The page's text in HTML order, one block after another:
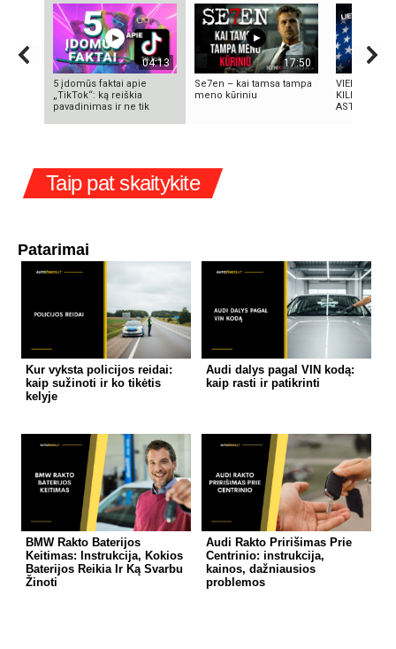
04:13
5 įdomūs faktai apie
„TikTok“: ką reiškia
pavadinimas ir ne tik
17:50
Se7en – kai tamsa tampa
meno kūriniu
VIENINTELIS
KILMĖS
Taip pat skaitykite
Patarimai
Kur vyksta policijos reidai:
kaip sužinoti ir ko tikėtis
kelyje
Audi dalys pagal VIN kodą:
kaip rasti ir patikrinti
BMW Rakto Baterijos
Keitimas: Instrukcija, Kokios
Baterijos Reikia Ir Ką Svarbu
Žinoti
Audi Rakto Pririšimas Prie
Centrinio: instrukcija,
kainos, dažniausios
problemos